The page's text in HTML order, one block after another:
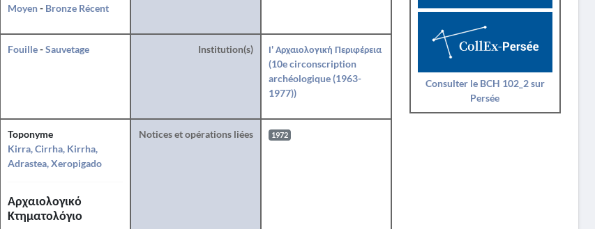
Moyen- Bronze Récent
Fouille-Sauvetage Institution(s)
Ι' Αρχαιολογική Περιφέρεια
(10e circonscription
archéologique (1963-
1977))
Toponyme
Kirra, Cirrha, Kirrha,
Adrastea, Xeropigado
Αρχαιολογικό
Κτηματολόγιο
Notices et opérations liées 1972
Consulter le BCH 102_2 sur
Persée